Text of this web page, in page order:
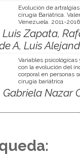
Evolución de
cirugía Bariátrica.
Venezuela. 2011-2016
Zapata,
A, Luis
Variables
con la evolución del
corporal en personas
cirugía bariátrica
Nazar